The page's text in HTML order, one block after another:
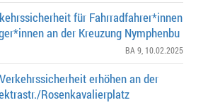
für Fahrradfahrer*innen
an der Kreuzung Nymphenbu
BA 9 , 10.02.2025
erhöhen an der
Rosenkavalierplatz